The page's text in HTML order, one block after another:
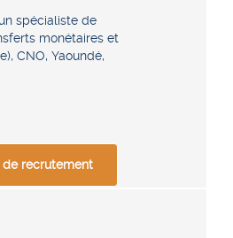
spécialiste de
monétaires et
CNO, Yaoundé,
de recrutement